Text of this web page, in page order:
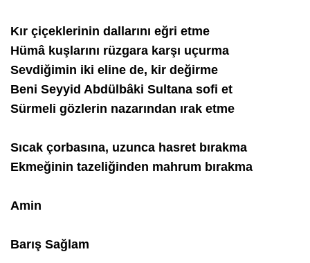
Kır çiçeklerinin dallarını eğri etme
Hümâ kuşlarını rüzgara karşı uçurma
Sevdiğimin iki eline de, kir değirme
Beni Seyyid Abdülbâki Sultana sofi et
Sürmeli gözlerin nazarından ırak etme
Sıcak çorbasına, uzunca hasret bırakma
Ekmeğinin tazeliğinden mahrum bırakma
Amin
Barış Sağlam